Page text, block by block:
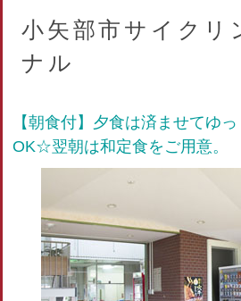
小矢部市サイクリ
ナル
【朝食付】夕食は済ませてゆ
OK☆翌朝は和定食をご用意。